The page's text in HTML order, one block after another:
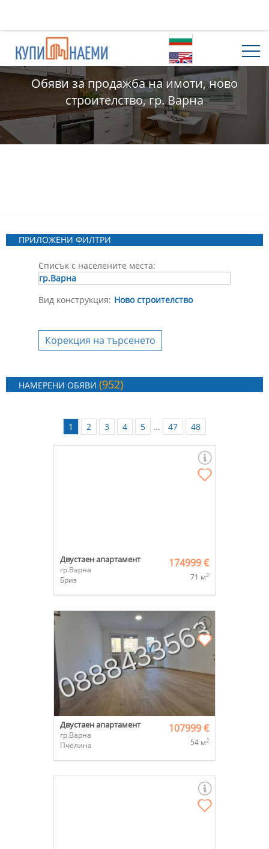
Обяви за продажба на имоти, ново
строителство, гр. Варна
ПРИЛОЖЕНИ ФИЛТРИ
Списък с населените места:
гр.Варна
Вид конструкция: Ново строителство
Корекция на търсенето
НАМЕРЕНИ ОБЯВИ(952)
1 2 3 4 5 ... 47 48
Двустаен апартамент
гр.Варна
Бриз
174999 €
71 м2
Двустаен апартамент
гр.Варна
Пчелина
107999 €
54 м2